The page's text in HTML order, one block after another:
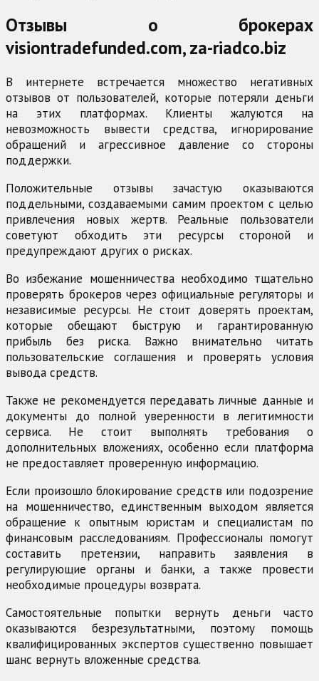
Отзывы о брокерах
visiontradefunded.com, za-riadco.biz
В интернете встречается множество негативных
отзывов от пользователей, которые потеряли деньги
на этих платформах. Клиенты жалуются на
невозможность вывести средства, игнорирование
обращений и агрессивное давление со стороны
поддержки.
Положительные отзывы зачастую оказываются
поддельными, создаваемыми самим проектом с целью
привлечения новых жертв. Реальные пользователи
советуют обходить эти ресурсы стороной и
предупреждают других о рисках.
Во избежание мошенничества необходимо тщательно
проверять брокеров через официальные регуляторы и
независимые ресурсы. Не стоит доверять проектам,
которые обещают быструю и гарантированную
прибыль без риска. Важно внимательно читать
пользовательские соглашения и проверять условия
вывода средств.
Также не рекомендуется передавать личные данные и
документы до полной уверенности в легитимности
сервиса. Не стоит выполнять требования о
дополнительных вложениях, особенно если платформа
не предоставляет проверенную информацию.
Если произошло блокирование средств или подозрение
на мошенничество, единственным выходом является
обращение к опытным юристам и специалистам по
финансовым расследованиям. Профессионалы помогут
составить претензии, направить заявления в
регулирующие органы и банки, а также провести
необходимые процедуры возврата.
Самостоятельные попытки вернуть деньги часто
оказываются безрезультатными, поэтому помощь
квалифицированных экспертов существенно повышает
шанс вернуть вложенные средства.